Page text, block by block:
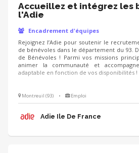
Accueillez et intégrez les
l'Adie
Encadrement d'équipes
Rejoignez l’Adie pour soutenir le
de bénévoles dans le département du 93.
de Bénévoles ! Parmi vos missions
animer la communauté et
adaptable en fonction de vos disponibilités !
Montreuil (93) • Emploi
Adie Ile De France